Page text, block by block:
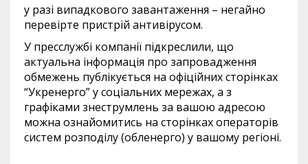
у разі випадкового завантаження – негайно
перевірте пристрій антивірусом.
У пресслужбі компанії підкреслили, що
актуальна інформація про запровадження
обмежень публікується на офіційних сторінках
“Укренерго” у соціальних мережах, а з
графіками знеструмлень за вашою адресою
можна ознайомитись на сторінках операторів
систем розподілу (обленерго) у вашому регіоні.